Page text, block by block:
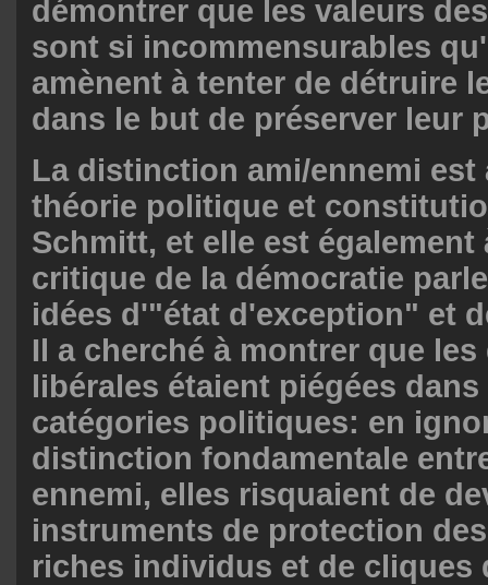
démontrer que les valeurs
sont si incommensurables
amènent à tenter de détruire
dans le but de préserver leur
La distinction ami/ennemi
théorie politique et
Schmitt, et elle est également
critique de la démocratie
idées d'"état d'exception" et
Il a cherché à montrer que
libérales étaient piégées
catégories politiques: en
distinction fondamentale
ennemi, elles risquaient de
instruments de protection
riches individus et de cliques